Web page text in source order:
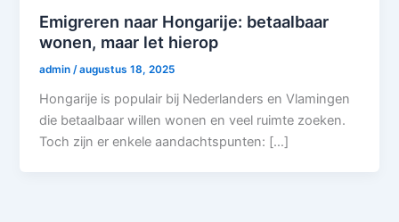
Emigreren naar Hongarije: betaalbaar
wonen, maar let hierop
admin/augustus 18, 2025
Hongarije is populair bij Nederlanders en Vlamingen
die betaalbaar willen wonen en veel ruimte zoeken.
Toch zijn er enkele aandachtspunten: […]